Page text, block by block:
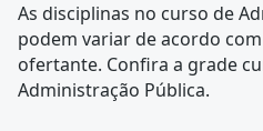
As disciplinas no curso de
podem variar de acordo
ofertante. Confira a grade
Administração Pública.